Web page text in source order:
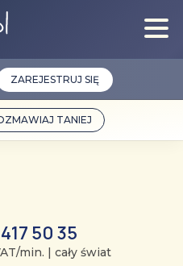
TANIEJ
ZAREJESTRUJ SIĘ
50 35
min. | cały świat